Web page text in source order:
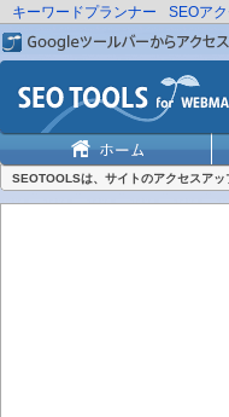
キーワードプランナー SEOア
SEOTOOLSは、サイトのアクセスア